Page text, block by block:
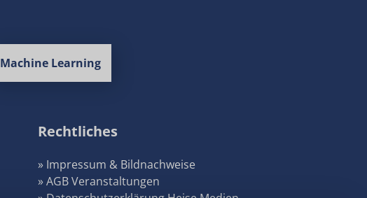
Machine Learning
Rechtliches
» Impressum & Bildnachweise
» AGB Veranstaltungen